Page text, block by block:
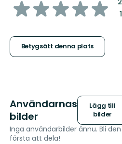
av
stjärnor
Betygsätt denna plats
1:
Användarnas
bilder
Lägg till
bilder
Inga användarbilder ännu. Bli den
första att dela!